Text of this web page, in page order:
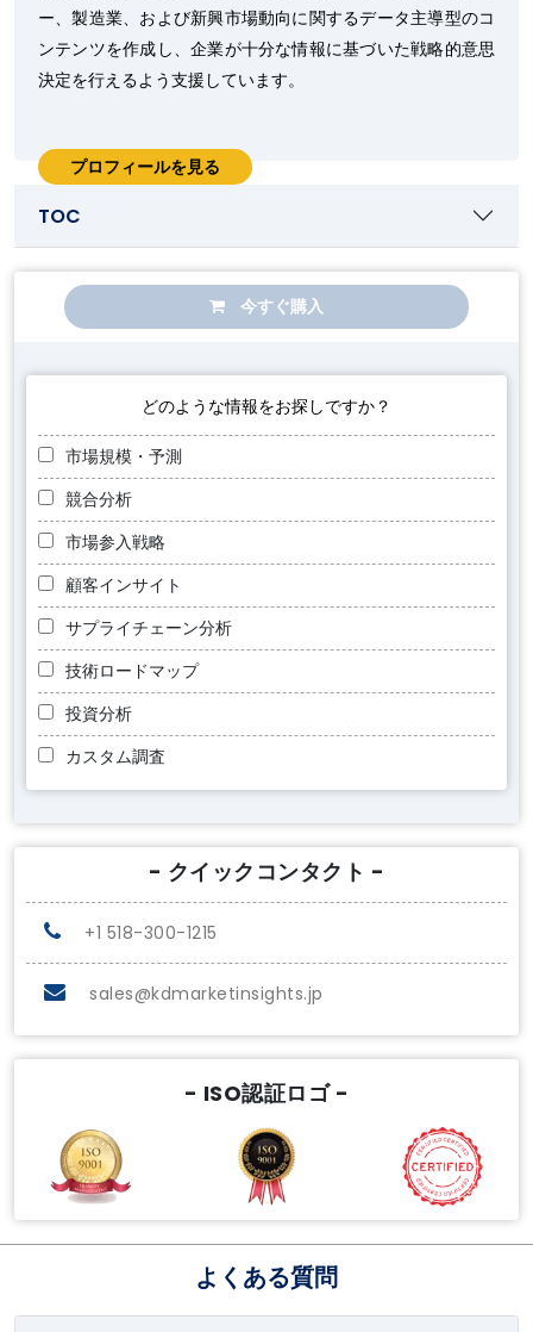
ー、製造業、および新興市場動向に関するデータ主導型のコ
ンテンツを作成し、企業が十分な情報に基づいた戦略的意思
決定を行えるよう支援しています。
プロフィールを見る
TOC
今すぐ購入
どのような情報をお探しですか？
市場規模・予測
競合分析
市場参入戦略
顧客インサイト
サプライチェーン分析
技術ロードマップ
投資分析
カスタム調査
- クイックコンタクト -
+1 518-300-1215
sales@kdmarketinsights.jp
- ISO認証ロゴ -
よくある質問